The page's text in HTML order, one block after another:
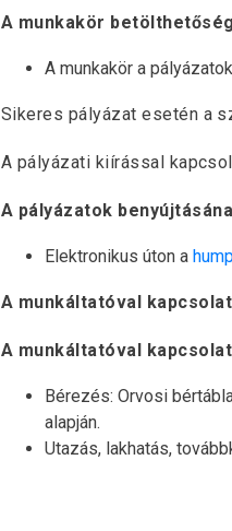
A munkakör
A munkakör a
Sikeres pályázat esetén a
A pályázati kiírással
A pályázatok
Elektronikus úton a
A munkáltatóval
A munkáltatóval
Bérezés: Orvosi
alapján.
Utazás, lakhatás,